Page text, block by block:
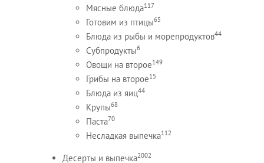
Мясные блюда117
Готовим из птицы65
Блюда из рыбы и морепродуктов44
Субпродукты6
Овощи на второе149
Грибы на второе15
Блюда из яиц44
Крупы68
Паста70
Несладкая выпечка112
Десерты и выпечка2002